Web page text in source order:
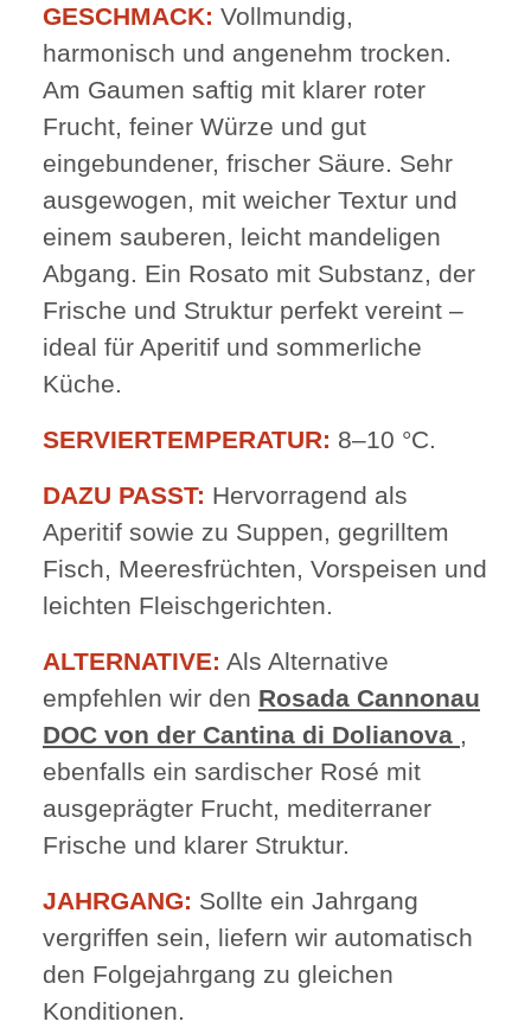
GESCHMACK: Vollmundig,
harmonisch und angenehm trocken.
Am Gaumen saftig mit klarer roter
Frucht, feiner Würze und gut
eingebundener, frischer Säure. Sehr
ausgewogen, mit weicher Textur und
einem sauberen, leicht mandeligen
Abgang. Ein Rosato mit Substanz, der
Frische und Struktur perfekt vereint –
ideal für Aperitif und sommerliche
Küche.
SERVIERTEMPERATUR: 8–10 °C.
DAZU PASST: Hervorragend als
Aperitif sowie zu Suppen, gegrilltem
Fisch, Meeresfrüchten, Vorspeisen und
leichten Fleischgerichten.
ALTERNATIVE: Als Alternative
empfehlen wir den Rosada Cannonau
DOC von der Cantina di Dolianova ,
ebenfalls ein sardischer Rosé mit
ausgeprägter Frucht, mediterraner
Frische und klarer Struktur.
JAHRGANG: Sollte ein Jahrgang
vergriffen sein, liefern wir automatisch
den Folgejahrgang zu gleichen
Konditionen.